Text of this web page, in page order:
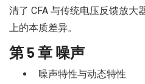
清了 CFA 与传统电压反馈放大
上的本质差异。
第 5 章 噪声
噪声特性与动态特性